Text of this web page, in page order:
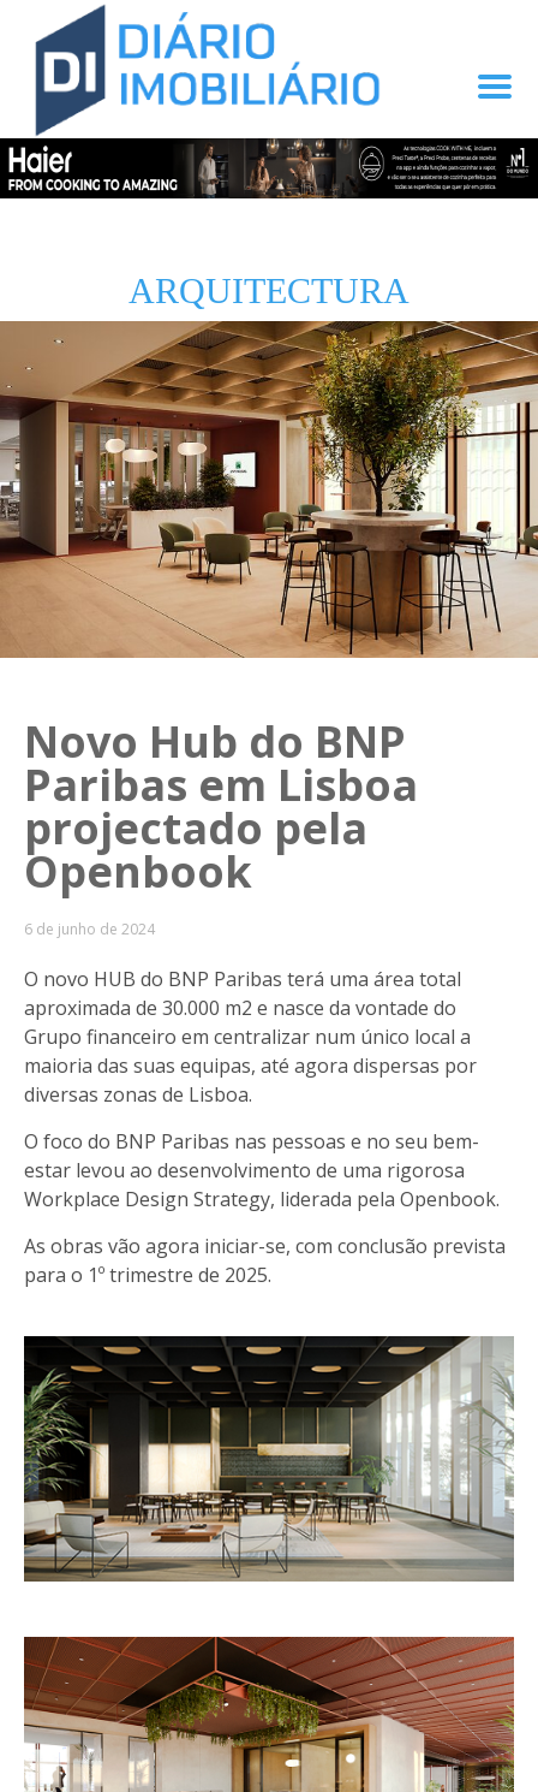
ARQUITECTURA
Novo Hub do BNP
Paribas em Lisboa
projectado pela
Openbook
6 de junho de 2024
O novo HUB do BNP Paribas terá uma área total
aproximada de 30.000 m2 e nasce da vontade do
Grupo financeiro em centralizar num único local a
maioria das suas equipas, até agora dispersas por
diversas zonas de Lisboa.
O foco do BNP Paribas nas pessoas e no seu bem-
estar levou ao desenvolvimento de uma rigorosa
Workplace Design Strategy, liderada pela Openbook.
As obras vão agora iniciar-se, com conclusão prevista
para o 1º trimestre de 2025.